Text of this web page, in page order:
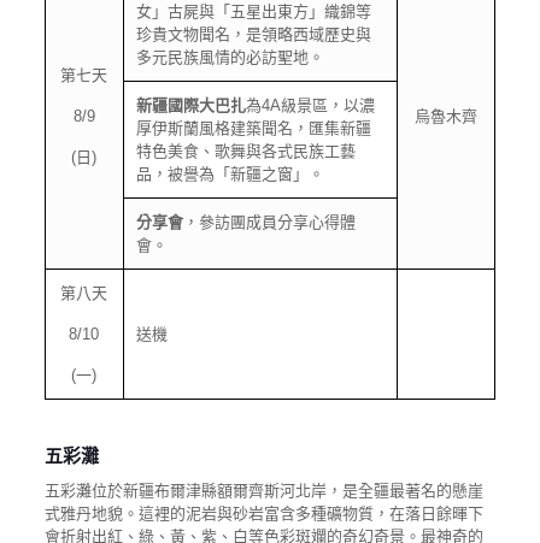
第七天
8/9
(日)
女」古屍與「五星出東方」織錦等
珍貴文物聞名，是領略西域歷史與
多元民族風情的必訪聖地。
烏魯木齊
新疆國際大巴扎為4A級景區，以濃
厚伊斯蘭風格建築聞名，匯集新疆
特色美食、歌舞與各式民族工藝
品，被譽為「新疆之窗」。
分享會，參訪團成員分享心得體
會。
第八天
8/10
(一)
送機
五彩灘
五彩灘位於新疆布爾津縣額爾齊斯河北岸，是全疆最著名的懸崖
式雅丹地貌。這裡的泥岩與砂岩富含多種礦物質，在落日餘暉下
會折射出紅、綠、黃、紫、白等色彩斑斕的奇幻奇景。最神奇的